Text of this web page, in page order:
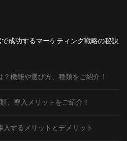
成功するマーケティング戦略の秘訣
機能や選び方、種類をご紹介！
、導入メリットをご紹介！
するメリットとデメリット